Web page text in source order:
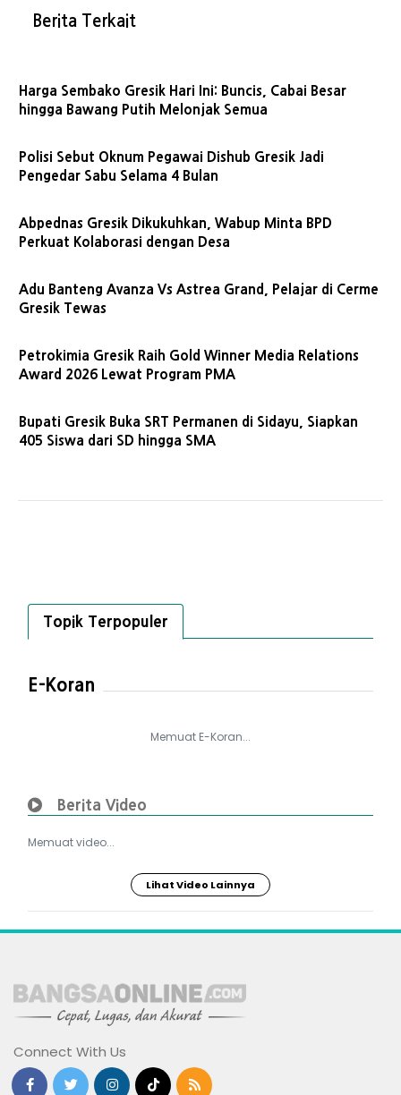
Berita Terkait
Harga Sembako Gresik Hari Ini: Buncis, Cabai Besar
hingga Bawang Putih Melonjak Semua
Polisi Sebut Oknum Pegawai Dishub Gresik Jadi
Pengedar Sabu Selama 4 Bulan
Abpednas Gresik Dikukuhkan, Wabup Minta BPD
Perkuat Kolaborasi dengan Desa
Adu Banteng Avanza Vs Astrea Grand, Pelajar di Cerme
Gresik Tewas
Petrokimia Gresik Raih Gold Winner Media Relations
Award 2026 Lewat Program PMA
Bupati Gresik Buka SRT Permanen di Sidayu, Siapkan
405 Siswa dari SD hingga SMA
Topik Terpopuler
E-Koran
Memuat E-Koran...
Berita Video
Memuat video...
Lihat Video Lainnya
Connect With Us